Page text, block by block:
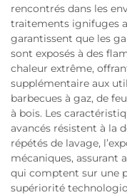
rencontrés dans les
traitements ignifuges
garantissent que les
sont exposés à des
chaleur extrême,
supplémentaire aux
barbecues à gaz, de
à bois. Les
avancés résistent à la
répétés de lavage,
mécaniques, assurant
qui comptent sur une
supériorité